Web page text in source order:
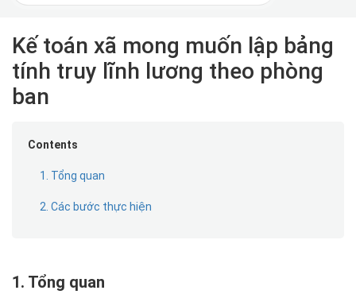
Kế toán xã mong muốn lập bảng
tính truy lĩnh lương theo phòng
ban
Contents
1. Tổng quan
2. Các bước thực hiện
1. Tổng quan